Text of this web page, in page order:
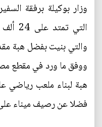
وزار بوكيلة برفقة
ووفق ما ورد في مقطع
هبة لبناء ملعب رياضي
فضلا عن رصيف ميناء